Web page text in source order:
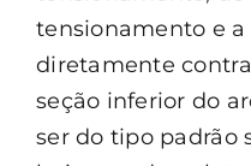
tensionamento e
diretamente
seção inferior do
ser do tipo padrão